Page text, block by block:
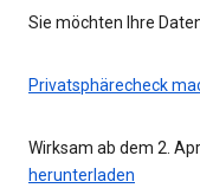
Sie möchten Ihre
Privatsphärecheck
Wirksam ab dem 2.
herunterladen